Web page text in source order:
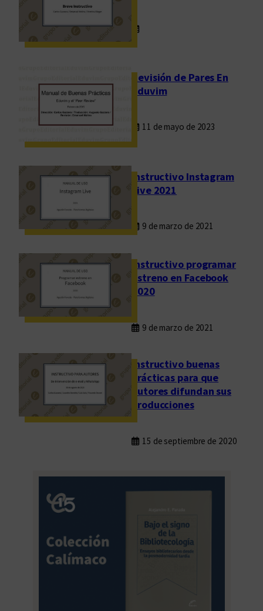
Revisión de Pares En
Eduvim
11 de mayo de 2023
Instructivo Instagram
Live 2021
9 de marzo de 2021
Instructivo programar
estreno en Facebook
2020
9 de marzo de 2021
Instructivo buenas
prácticas para que
autores difundan sus
producciones
15 de septiembre de 2020